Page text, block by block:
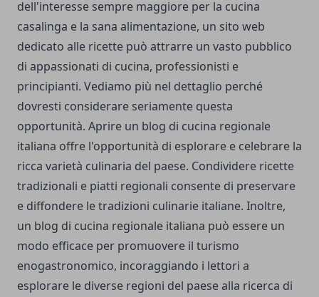
dell'interesse sempre maggiore per la cucina
casalinga e la sana alimentazione, un sito web
dedicato alle ricette può attrarre un vasto pubblico
di appassionati di cucina, professionisti e
principianti. Vediamo più nel dettaglio perché
dovresti considerare seriamente questa
opportunità. Aprire un blog di cucina regionale
italiana offre l'opportunità di esplorare e celebrare la
ricca varietà culinaria del paese. Condividere ricette
tradizionali e piatti regionali consente di preservare
e diffondere le tradizioni culinarie italiane. Inoltre,
un blog di cucina regionale italiana può essere un
modo efficace per promuovere il turismo
enogastronomico, incoraggiando i lettori a
esplorare le diverse regioni del paese alla ricerca di